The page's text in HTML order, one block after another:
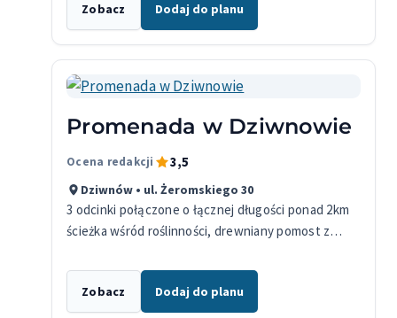
roślinności, licznym…
Zobacz Dodaj do planu
Promenada w Dziwnowie
Ocena redakcji 3,5
Dziwnów • ul. Żeromskiego 30
3 odcinki połączone o łącznej długości ponad 2km
ścieżka wśród roślinności, drewniany pomost z
Zobacz Dodaj do planu